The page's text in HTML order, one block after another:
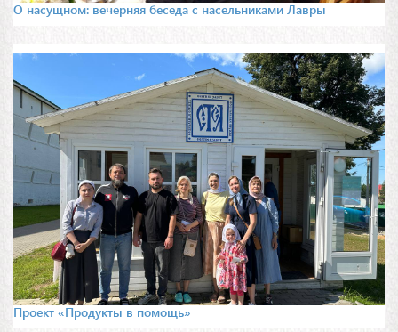
О насущном: вечерняя беседа с насельниками Лавры
Проект «Продукты в помощь»